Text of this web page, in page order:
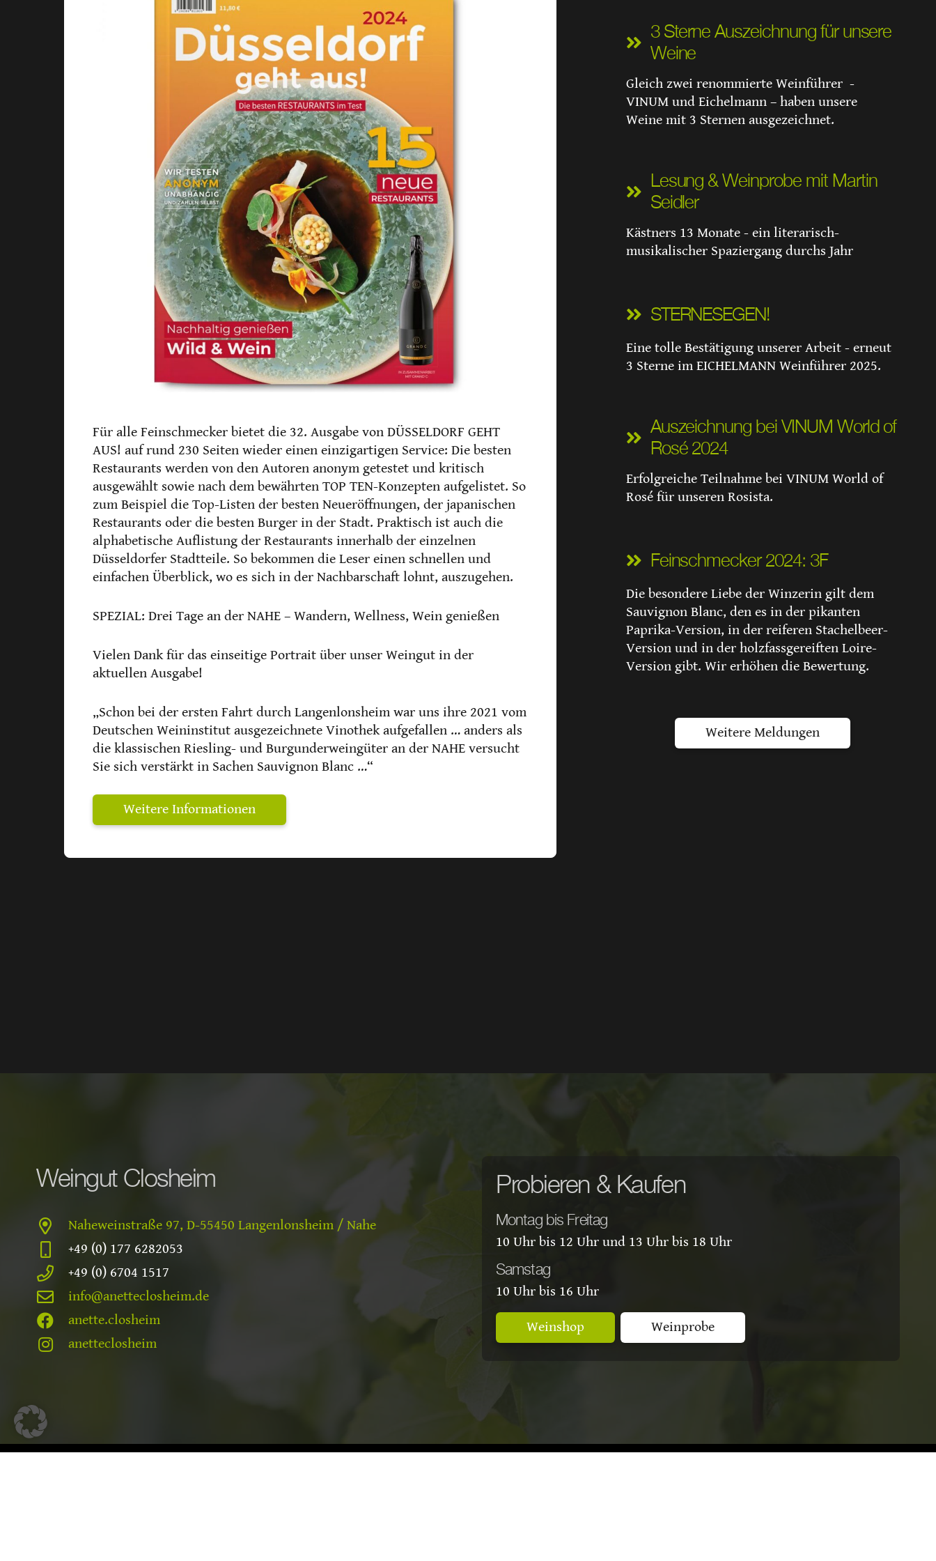
Für alle Feinschmecker bietet die 32. Ausgabe von DÜSSELDORF GEHT
AUS! auf rund 230 Seiten wieder einen einzigartigen Service: Die besten
Restaurants werden von den Autoren anonym getestet und kritisch
ausgewählt sowie nach dem bewährten TOP TEN-Konzepten aufgelistet. So
zum Beispiel die Top-Listen der besten Neueröffnungen, der japanischen
Restaurants oder die besten Burger in der Stadt. Praktisch ist auch die
alphabetische Auflistung der Restaurants innerhalb der einzelnen
Düsseldorfer Stadtteile. So bekommen die Leser einen schnellen und
einfachen Überblick, wo es sich in der Nachbarschaft lohnt, auszugehen.
SPEZIAL: Drei Tage an der NAHE – Wandern, Wellness, Wein genießen
Vielen Dank für das einseitige Portrait über unser Weingut in der
aktuellen Ausgabe!
„Schon bei der ersten Fahrt durch Langenlonsheim war uns ihre 2021 vom
Deutschen Weininstitut ausgezeichnete Vinothek aufgefallen … anders als
die klassischen Riesling- und Burgunderweingüter an der NAHE versucht
Sie sich verstärkt in Sachen Sauvignon Blanc …“
Weitere Informationen
3 Sterne Auszeichnung für unsere
Weine
Gleich zwei renommierte Weinführer -
VINUM und Eichelmann – haben unsere
Weine mit 3 Sternen ausgezeichnet.
Lesung & Weinprobe mit Martin
Seidler
Kästners 13 Monate - ein literarisch-
musikalischer Spaziergang durchs Jahr
STERNESEGEN!
Eine tolle Bestätigung unserer Arbeit - erneut
3 Sterne im EICHELMANN Weinführer 2025.
Auszeichnung bei VINUM World of
Rosé 2024
Erfolgreiche Teilnahme bei VINUM World of
Rosé für unseren Rosista.
Feinschmecker 2024: 3F
Die besondere Liebe der Winzerin gilt dem
Sauvignon Blanc, den es in der pikanten
Paprika-Version, in der reiferen Stachelbeer-
Version und in der holzfassgereiften Loire-
Version gibt. Wir erhöhen die Bewertung.
Weitere Meldungen
Weingut Closheim
Naheweinstraße 97, D-55450 Langenlonsheim / Nahe
+49 (0) 177 6282053
+49 (0) 6704 1517
info@anetteclosheim.de
anette.closheim
anetteclosheim
Probieren & Kaufen
Montag bis Freitag
10 Uhr bis 12 Uhr und 13 Uhr bis 18 Uhr
Samstag
10 Uhr bis 16 Uhr
Weinshop Weinprobe